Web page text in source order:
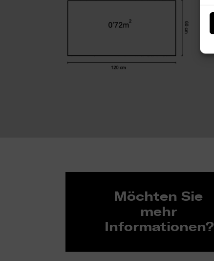
Möchten Sie
mehr
Informationen?